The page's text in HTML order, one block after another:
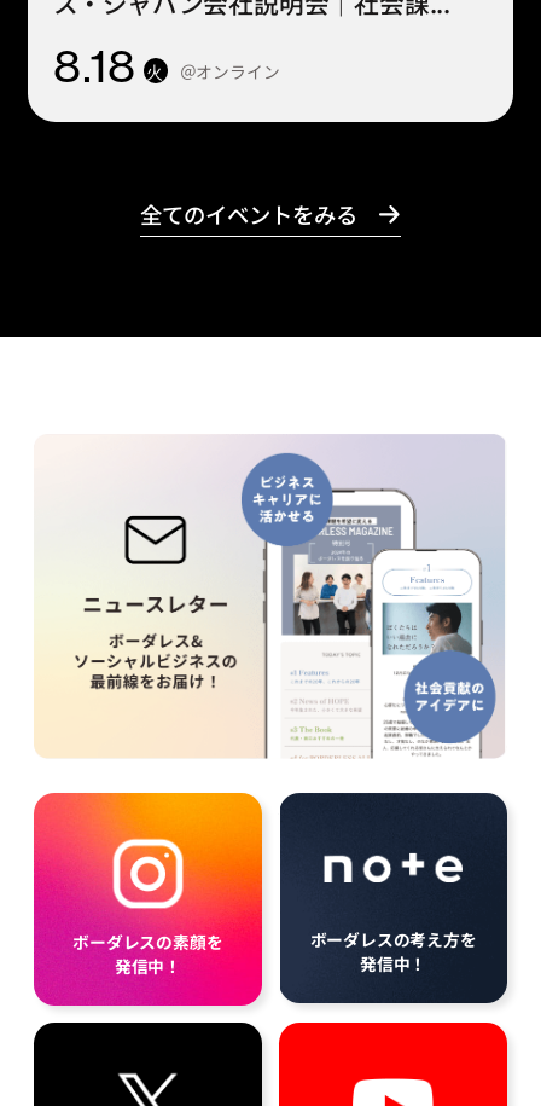
8.18 火 ＠オンライン
全てのイベントをみる
ボーダレスの素顔を
発信中！
ボーダレスの考え方を
発信中！